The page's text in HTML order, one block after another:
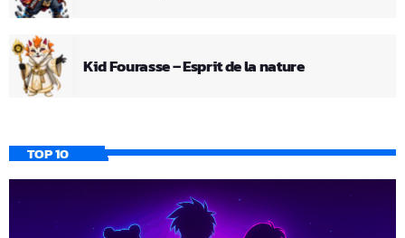
Kid Fourasse – Esprit de la nature
TOP 10